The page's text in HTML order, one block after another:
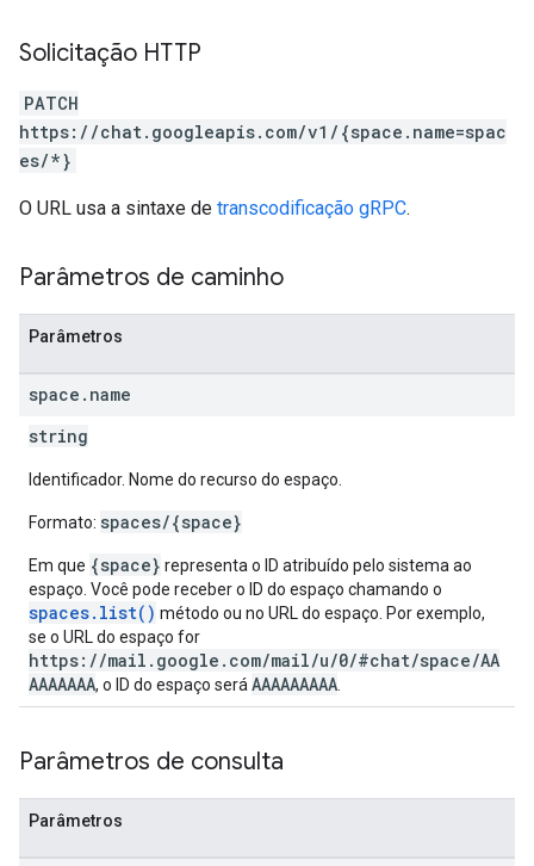
Solicitação HTTP
PATCH
https://chat.googleapis.com/v1/{space.name=spac
es/*}
O URL usa a sintaxe de transcodificação gRPC.
Parâmetros de caminho
Parâmetros
space . name
string
Identificador. Nome do recurso do espaço.
Formato: spaces/{space}
Em que {space} representa o ID atribuído pelo sistema ao
espaço. Você pode receber o ID do espaço chamando o
spaces.list() método ou no URL do espaço. Por exemplo,
se o URL do espaço for
https://mail.google.com/mail/u/0/#chat/space/AA
AAAAAAA, o ID do espaço será AAAAAAAAA
Parâmetros de consulta
Parâmetros